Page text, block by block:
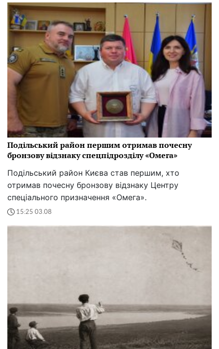
Подільський район першим отримав почесну
бронзову відзнаку спецпідрозділу «Омега»
Подільський район Києва став першим, хто
отримав почесну бронзову відзнаку Центру
спеціального призначення «Омега».
15:25 03.08